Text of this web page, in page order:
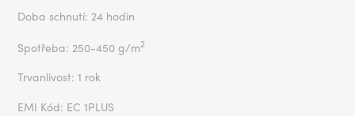
Doba schnutí: 24 hodin
Spotřeba: 250-450 g/m2
Trvanlivost: 1 rok
EMI Kód: EC 1PLUS